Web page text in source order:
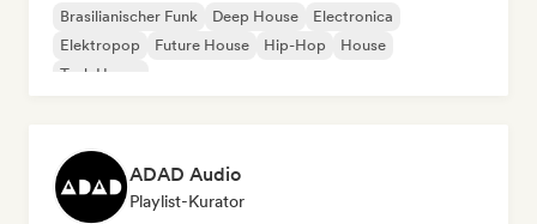
Brasilianischer Funk Deep House
Electronica
Elektropop
Future House Hip-Hop
House
Tech House
ADAD Audio
Playlist-Kurator